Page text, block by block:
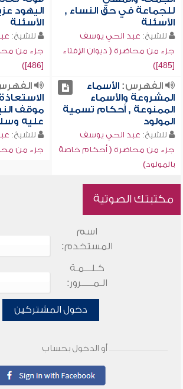
للجماعة في حق النساء ,
الأسئلة
للشيخ: عبد الحي يوسف
جزء من محاضرة ( ديوان الإفتاء
[485])
اليهود
الأسئلة
للشيخ:
جزء من
[486])
الفهرس:الأسماء
المشروعة والأسماء
الممنوعة , أحكام تسمية
المولود
للشيخ: عبد الحي يوسف
جزء من محاضرة ( أحكام خاصة
بالمولود)
موقف
عليه
للشيخ:
جزء من
مكتبتك الصوتية
اسم
المستخدم:
كـلـــمـة
الـمـــــرور:
دخول المشتركين
أو الدخول بحساب